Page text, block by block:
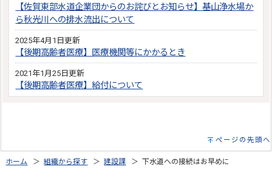
【佐賀東部水道企業団からのお詫びとお知らせ】基山浄水場か
ら秋光川への排水流出について
2025年4月1日更新
【後期高齢者医療】医療機関等にかかるとき
2021年1月25日更新
【後期高齢者医療】給付について
ページの先頭へ
ホーム ＞組織から探す ＞建設課 ＞ 下水道への接続はお早めに